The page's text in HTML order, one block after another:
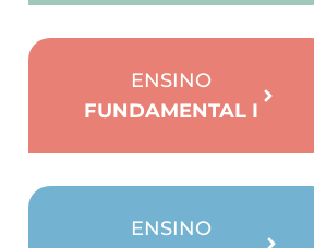
ENSINO
FUNDAMENTAL I
ENSINO